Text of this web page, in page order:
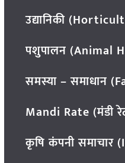
उद्यानिकी
पशुपालन (Animal
समस्या – समाधान
Mandi Rate (मंडी
कृषि कंपनी समाचार